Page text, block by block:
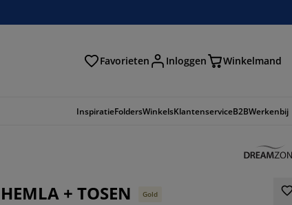
Favorieten Inloggen Winkelmand
InspiratieFoldersWinkelsKlantenserviceB2BWerkenbij
HEMLA + TOSEN Gold